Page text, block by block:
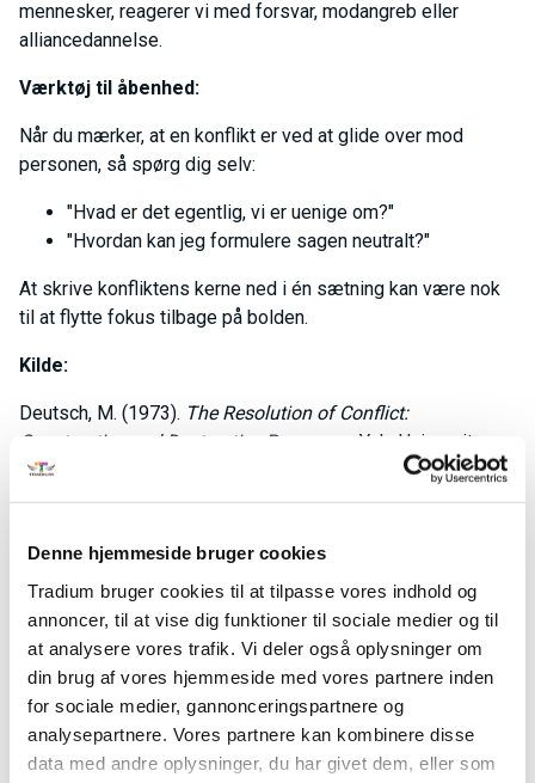
Denne hjemmeside bruger cookies
Tradium bruger cookies til at tilpasse vores indhold og
annoncer, til at vise dig funktioner til sociale medier og til
at analysere vores trafik. Vi deler også oplysninger om
din brug af vores hjemmeside med vores partnere inden
for sociale medier, gannonceringspartnere og
analysepartnere. Vores partnere kan kombinere disse
data med andre oplysninger, du har givet dem, eller som
mennesker, reagerer vi med forsvar, modangreb eller
alliancedannelse.
Værktøj til åbenhed:
Når du mærker, at en konflikt er ved at glide over mod
personen, så spørg dig selv:
"Hvad er det egentlig, vi er uenige om?"
"Hvordan kan jeg formulere sagen neutralt?"
At skrive konfliktens kerne ned i én sætning kan være nok
til at flytte fokus tilbage på bolden.
Kilde:
Deutsch, M. (1973). The Resolution of Conflict:
Constructive and Destructive Processes
. Yale University
Press.
En af de mest almindelige faldgruber i konflikter er, at vi
begynder at tale om hinanden i stedet for at tale med
hinanden. Det kan føles lettere at dele frustrationen med en
kollega end at konfrontere personen direkte. Men her sker
noget afgørende: Vi begynder at søge alliancer.
I stedet for at løse konflikten forstærker vi den. Vi får
bekræftet vores eget perspektiv og lukker os for dialogen.